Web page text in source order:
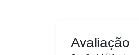
Avaliação